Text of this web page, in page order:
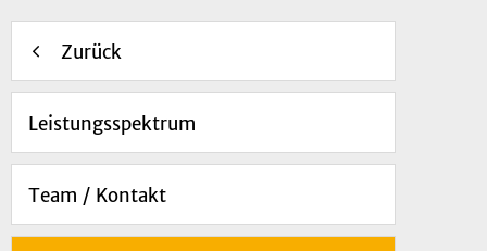
Zurück
Leistungsspektrum
Team / Kontakt